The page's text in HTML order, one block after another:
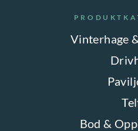
Vinterhage
Bod &